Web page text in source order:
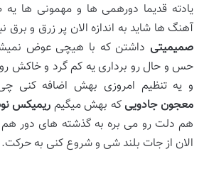
یادته قدیما دورهمی ها و مهمونی ها
آهنگ ها شاید به اندازه الان پر زرق و برق
صمیمیتی داشتن که با هیچی عوض
حس و حال رو برداری یه کم گرد و خاکش
و یه تنظیم امروزی بهش اضافه کنی
معجون جادویی که بهش میگیم ریمیکس
هم دلت رو می بره به گذشته های دور
الان از جات بلند شی و شروع کنی به حرکت.